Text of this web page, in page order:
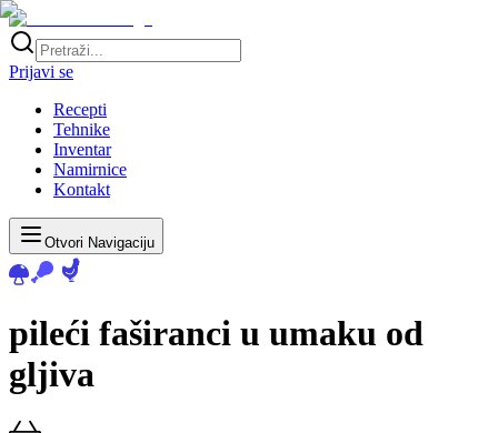
Prijavi se
Recepti
Tehnike
Inventar
Namirnice
Kontakt
Otvori Navigaciju
pileći faširanci u umaku od
gljiva